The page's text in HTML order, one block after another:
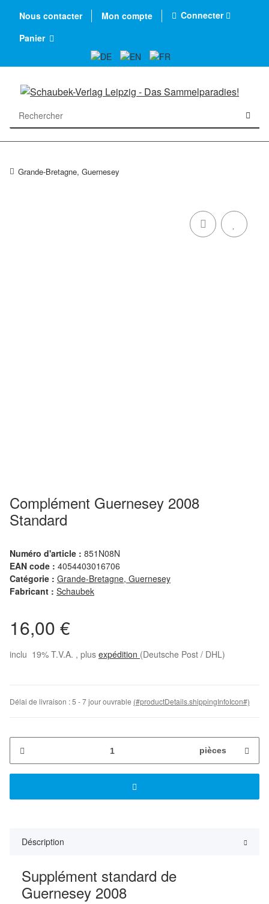
Nous contacter Mon compte
Connecter
Panier
Grande-Bretagne, Guernesey
Complément Guernesey 2008
Standard
Numéro d'article : 851N08N
EAN code : 4054403016706
Catégorie : Grande-Bretagne, Guernesey
Fabricant : Schaubek
16,00 €
inclu 19% T.V.A. , plus expédition (Deutsche Post / DHL)
Délai de livraison :5 - 7 jour ouvrable (#productDetails.shippingInfoIcon#)
pièces
Déscription
Supplément standard de
Guernesey 2008